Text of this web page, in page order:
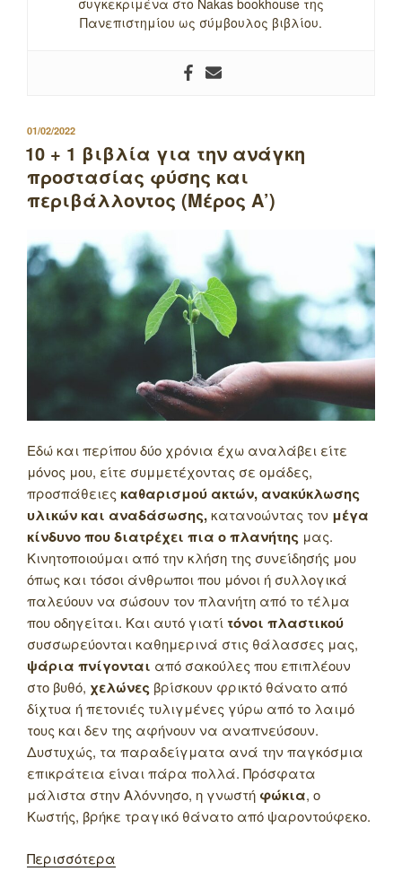
συγκεκριμένα στο Nakas bookhouse της
Πανεπιστημίου ως σύμβουλος βιβλίου.
ΔΗΜΟΣΙΕΥΤΗΚΕ
ΣΤΙΣ
01/02/2022
10 + 1 βιβλία για την ανάγκη
προστασίας φύσης και
περιβάλλοντος (Μέρος Α’)
Εδώ και περίπου δύο χρόνια έχω αναλάβει είτε
μόνος μου, είτε συμμετέχοντας σε ομάδες,
προσπάθειες καθαρισμού ακτών, ανακύκλωσης
υλικών και αναδάσωσης,κατανοώντας τον μέγα
κίνδυνο που διατρέχει πια ο πλανήτης μας.
Κινητοποιούμαι από την κλήση της συνείδησής μου
όπως και τόσοι άνθρωποι που μόνοι ή συλλογικά
παλεύουν να σώσουν τον πλανήτη από το τέλμα
που οδηγείται. Και αυτό γιατί τόνοι πλαστικού
συσσωρεύονται καθημερινά στις θάλασσες μας,
ψάρια πνίγονται από σακούλες που επιπλέουν
στο βυθό, χελώνες βρίσκουν φρικτό θάνατο από
δίχτυα ή πετονιές τυλιγμένες γύρω από το λαιμό
τους και δεν της αφήνουν να αναπνεύσουν.
Δυστυχώς, τα παραδείγματα ανά την παγκόσμια
επικράτεια είναι πάρα πολλά. Πρόσφατα
μάλιστα στην Αλόννησο, η γνωστή φώκια, ο
Κωστής, βρήκε τραγικό θάνατο από ψαροντούφεκο.
Περισσότερα